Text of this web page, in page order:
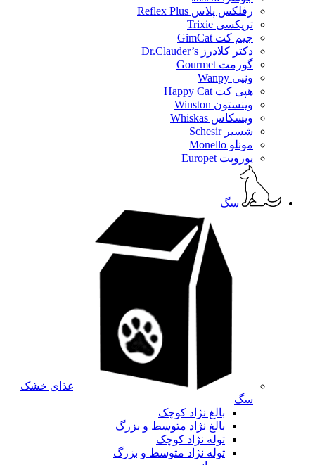
رفلکس پلاس Reflex Plus
تریکسی Trixie
جیم کت GimCat
دکتر کلادرز Dr.Clauder’s
گورمت Gourmet
ونپی Wanpy
هپی کت Happy Cat
وینستون Winston
ویسکاس Whiskas
شسیر Schesir
مونلو Monello
یوروپت Europet
سگ
غذای خشک
سگ
بالغ نژاد کوچک
بالغ نژاد متوسط و بزرگ
توله نژاد کوچک
توله نژاد متوسط و بزرگ